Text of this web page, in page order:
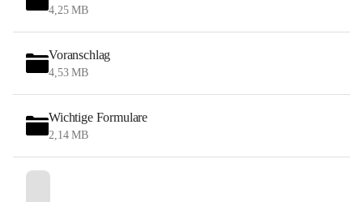
4,25 MB
Voranschlag
4,53 MB
Wichtige Formulare
2,14 MB